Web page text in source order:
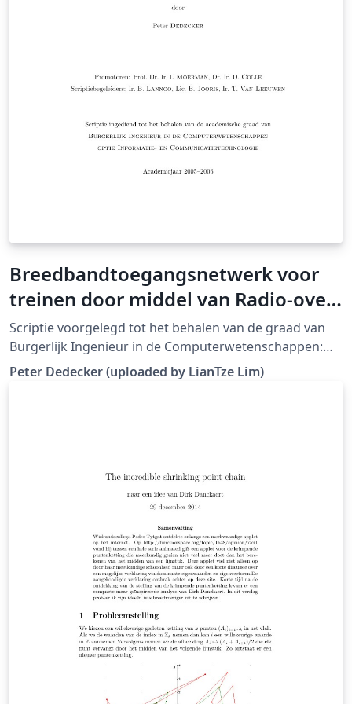
Breedbandtoegangsnetwerk voor
treinen door middel van Radio-over-
Fiber
Scriptie voorgelegd tot het behalen van de graad van
Burgerlijk Ingenieur in de Computerwetenschappen:
Informatie- en Communicatietechnologie, juni 2006
(Downloaded from LaTeX templates en logo's)
Peter Dedecker (uploaded by LianTze Lim)